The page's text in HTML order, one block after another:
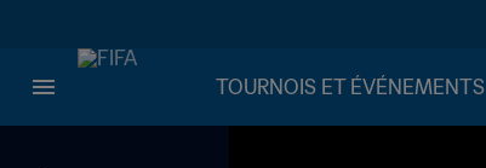
TOURNOIS ET ÉVÉNEMENTS